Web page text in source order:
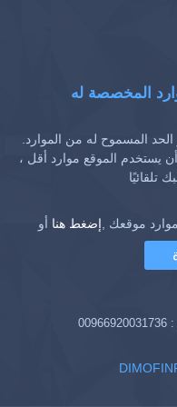
المخصصة له
المسموح له من الموارد.
يستخدم الموقع موارد أقل ،
تلقائيًا
موقعك ,إضغط هنا أو
:
00966920031736